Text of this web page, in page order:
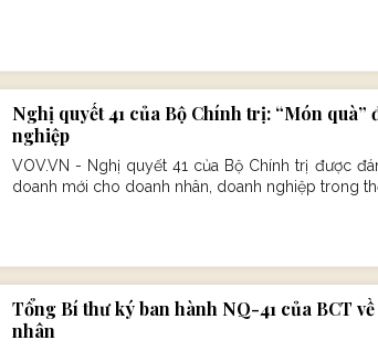
Nghị quyết 41 của Bộ Chính trị: “Món
nghiệp
VOV.VN - Nghị quyết 41 của Bộ Chính trị được
doanh mới cho doanh nhân, doanh nghiệp trong
Tổng Bí thư ký ban hành NQ-41 của BCT
nhân